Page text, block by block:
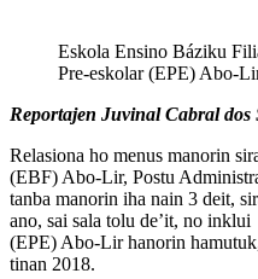
Eskola Ensino Báziku
Pre-eskolar (EPE) Abo-
Reportajen Juvinal Cabral dos
Relasiona ho menus manorin
(EBF) Abo-Lir, Postu
tanba manorin iha nain 3 deit,
ano, sai sala tolu de’it, no
(EPE) Abo-Lir hanorin
tinan 2018.